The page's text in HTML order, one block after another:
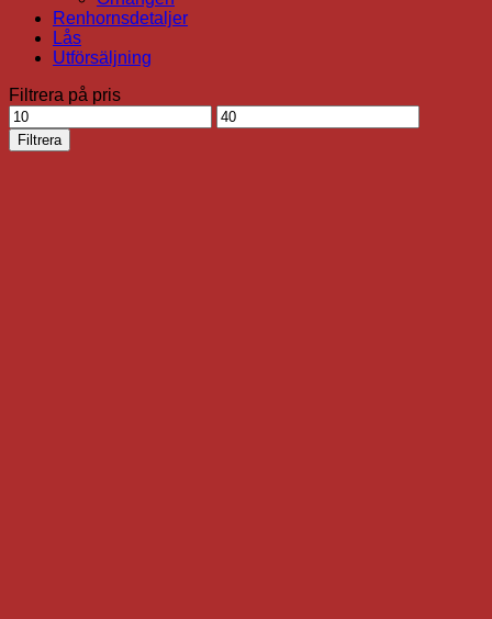
Renhornsdetaljer
Lås
Utförsäljning
Filtrera på pris
Min
pris
Max
pris
Filtrera